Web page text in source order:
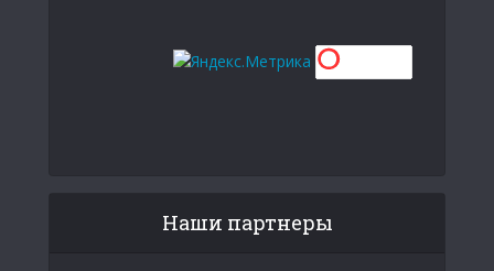
Наши партнеры